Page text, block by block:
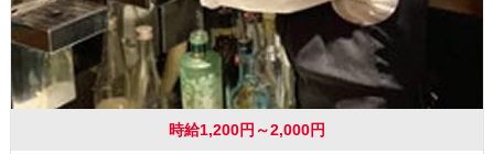
時給1,200円～2,000円